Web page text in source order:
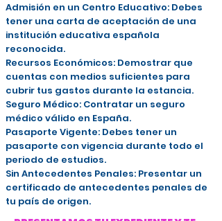
Admisión en un Centro Educativo: Debes
tener una carta de aceptación de una
institución educativa española
reconocida.
Recursos Económicos: Demostrar que
cuentas con medios suficientes para
cubrir tus gastos durante la estancia.
Seguro Médico: Contratar un seguro
médico válido en España.
Pasaporte Vigente: Debes tener un
pasaporte con vigencia durante todo el
periodo de estudios.
Sin Antecedentes Penales: Presentar un
certificado de antecedentes penales de
tu país de origen.